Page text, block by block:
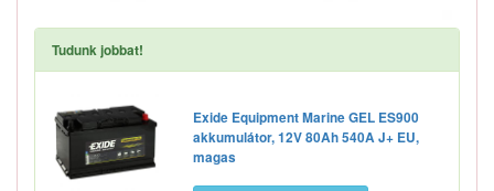
Tudunk jobbat!
Exide Equipment Marine GEL ES900
akkumulátor, 12V 80Ah 540A J+ EU,
magas